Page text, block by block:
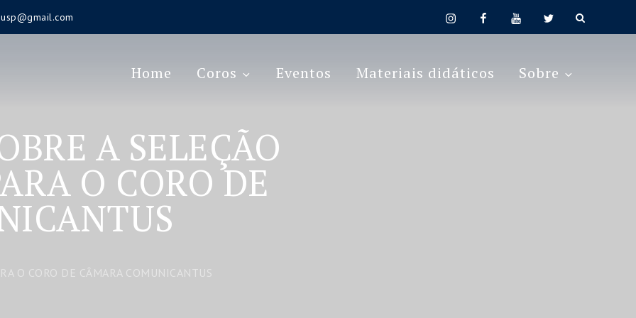
instagramfacebookyoutubetwitter
Home Coros Eventos Materiais didáticos Sobre
A SELEÇÃO
O CORO DE
O CORO DE CÂMARA COMUNICANTUS